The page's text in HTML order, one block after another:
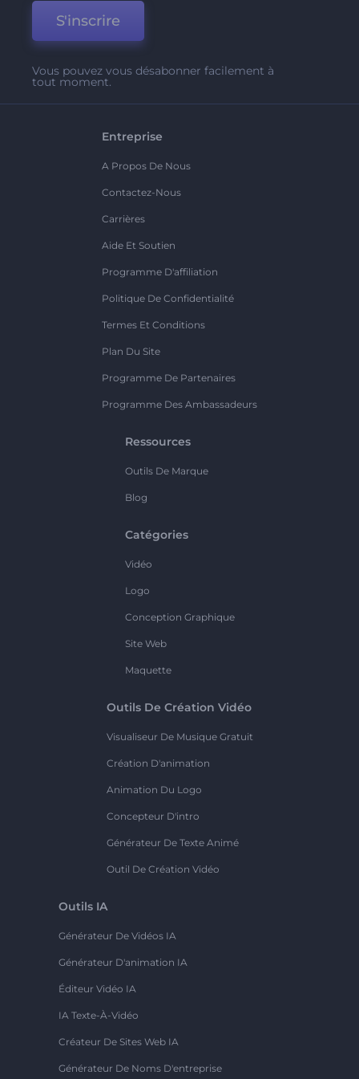
S'inscrire
Vous pouvez vous désabonner facilement à
tout moment.
Entreprise
A Propos De Nous
Contactez-Nous
Carrières
Aide Et Soutien
Programme D'affiliation
Politique De Confidentialité
Termes Et Conditions
Plan Du Site
Programme De Partenaires
Programme Des Ambassadeurs
Ressources
Outils De Marque
Blog
Catégories
Vidéo
Logo
Conception Graphique
Site Web
Maquette
Outils De Création Vidéo
Visualiseur De Musique Gratuit
Création D'animation
Animation Du Logo
Concepteur D'intro
Générateur De Texte Animé
Outil De Création Vidéo
Outils IA
Générateur De Vidéos IA
Générateur D'animation IA
Éditeur Vidéo IA
IA Texte-À-Vidéo
Créateur De Sites Web IA
Générateur De Noms D'entreprise